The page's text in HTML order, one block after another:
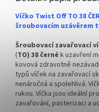
Víčko Twist Off TO 38
šroubovacím uzávěrem
Šroubovací zavařovací
(TO) 38 černé k uzavření
kovová zdravotně
typů víček na zavařovací
nenáročná a spolehlivá.
rukou. Víčka jsou ideální
zavařování, pasterizaci a